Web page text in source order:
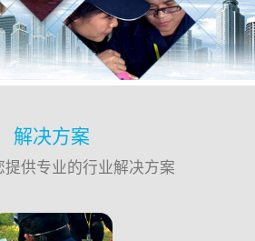
解决方案
提供专业的行业解决方案